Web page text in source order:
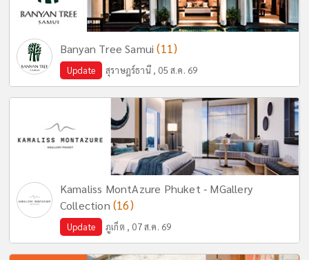
Banyan Tree Samui(11)
Update สุราษฎร์ธานี , 05 ส.ค. 69
Kamaliss MontAzure Phuket - MGallery
Collection (16)
Update ภูเก็ต , 07 ส.ค. 69